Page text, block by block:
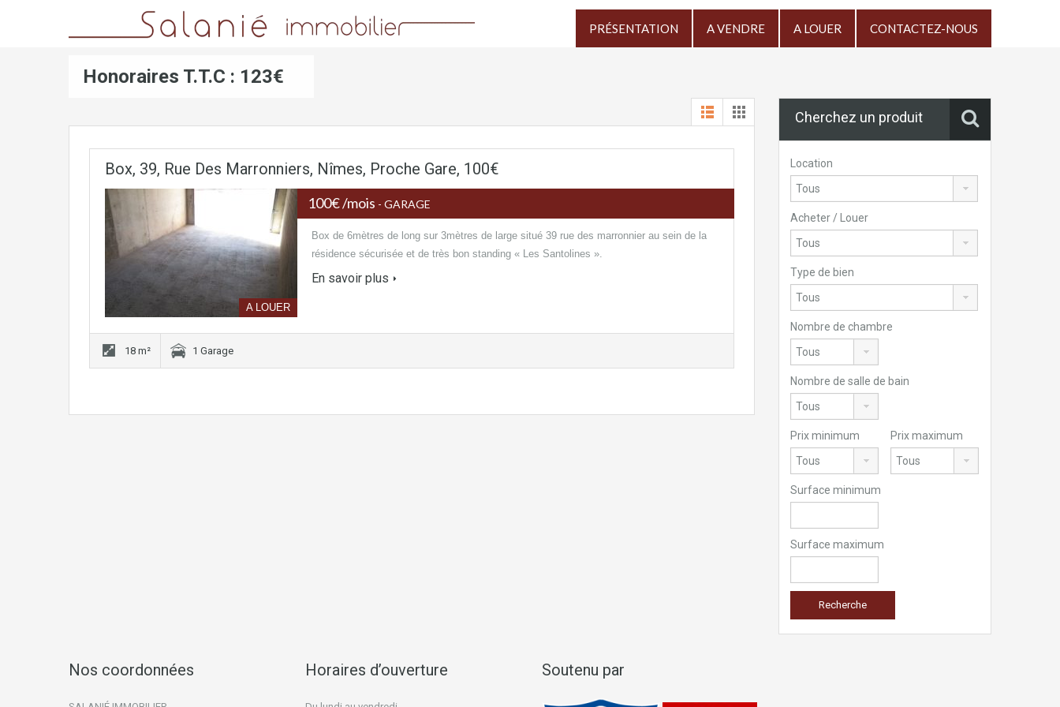
PRÉSENTATION A VENDRE A LOUER CONTACTEZ-NOUS
Honoraires T.T.C : 123€
Box, 39, Rue Des Marronniers, Nîmes, Proche Gare, 100€
A LOUER
100€ /mois - GARAGE
Box de 6mètres de long sur 3mètres de large situé 39 rue des marronnier au sein de la
résidence sécurisée et de très bon standing « Les Santolines ».
En savoir plus
18 m² 1 Garage
Cherchez un produit
Location
Acheter / Louer
Type de bien
Nombre de chambre
Nombre de salle de bain
Prix minimum Prix maximum
Surface minimum
Surface maximum
Nos coordonnées Horaires d’ouverture Soutenu par